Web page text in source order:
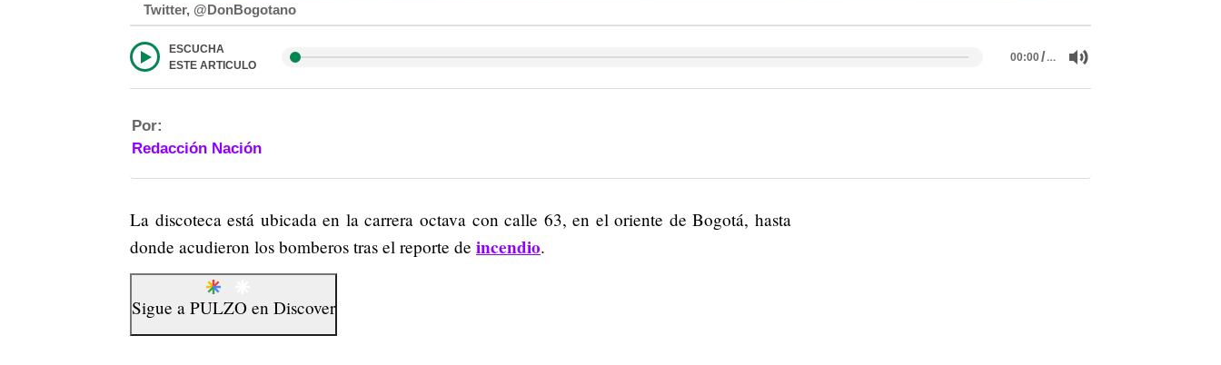
Twitter, @DonBogotano
ESCUCHA
ESTE ARTICULO
00:00/…
Por:
Redacción Nación
La discoteca está ubicada en la carrera octava con calle 63, en el oriente de Bogotá, hasta
donde acudieron los bomberos tras el reporte de incendio.
Sigue a PULZO en Discover